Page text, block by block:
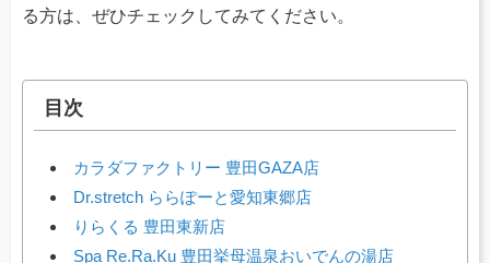
る方は、ぜひチェックしてみてください。
目次
カラダファクトリー 豊田GAZA店
Dr.stretch ららぽーと愛知東郷店
りらくる 豊田東新店
Spa Re.Ra.Ku 豊田挙母温泉おいでんの湯店